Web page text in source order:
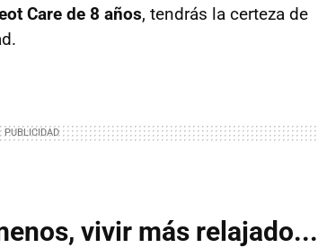
Care de 8 años, tendrás la certeza de
vivir más relajado...